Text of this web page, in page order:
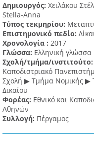
Δημιουργός: Χειλάκου
Stella-Anna
Τύπος τεκμηρίου:
Επιστημονικό πεδίο:
Χρονολογία : 2017
Γλώσσα: Ελληνική γλώσσα
Σχολή/τμήμα/ινστιτούτο:
Καποδιστριακό
Σχολή ▶ Τμήμα Νομικής ▶
Δικαίου
Φορέας: Εθνικό και
Αθηνών
Συλλογή: Πέργαμος